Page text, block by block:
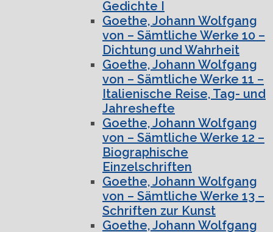
Gedichte I
Goethe, Johann Wolfgang
von – Sämtliche Werke 10 –
Dichtung und Wahrheit
Goethe, Johann Wolfgang
von – Sämtliche Werke 11 –
Italienische Reise, Tag- und
Jahreshefte
Goethe, Johann Wolfgang
von – Sämtliche Werke 12 –
Biographische
Einzelschriften
Goethe, Johann Wolfgang
von – Sämtliche Werke 13 –
Schriften zur Kunst
Goethe, Johann Wolfgang